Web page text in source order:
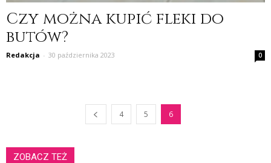
Czy można kupić fleki do
butów?
Redakcja - 30 października 2023 0
4 5 6
ZOBACZ TEŻ